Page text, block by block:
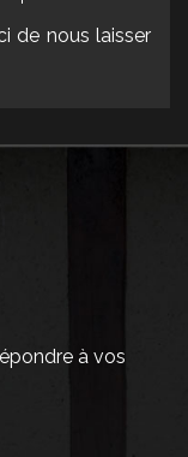
de nous laisser
à vos